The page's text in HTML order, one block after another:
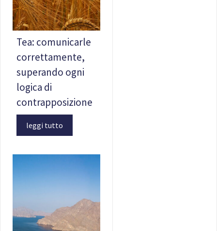
Tea: comunicarle
correttamente,
superando ogni
logica di
contrapposizione
leggi tutto